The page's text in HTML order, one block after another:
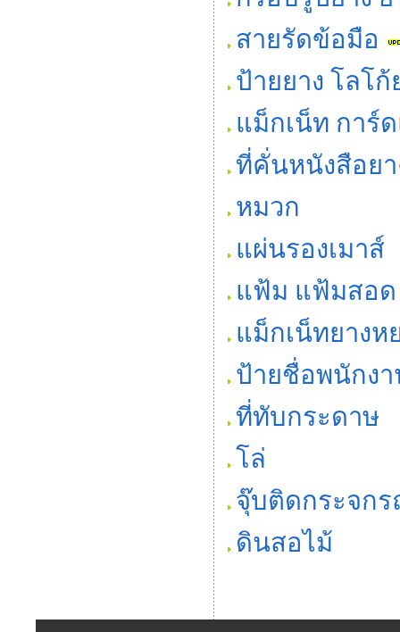
สายรัดข้อมือ
ป้ายยาง โลโก้
แม็กเน็ท การ์
ที่คั่นหนังสือย
หมวก
แผ่นรองเมาส์
แฟ้ม แฟ้มสอ
แม็กเน็ทยางห
ป้ายชื่อพนักง
ที่ทับกระดาษ
โล่
จุ๊บติดกระจก
ดินสอไม้